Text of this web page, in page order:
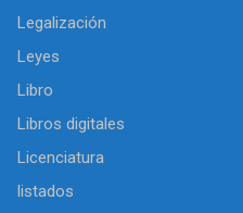
Legalización
Leyes
Libro
Libros digitales
Licenciatura
listados